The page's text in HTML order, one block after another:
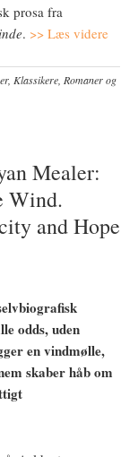
prosa fra
. >> Læs videre
, Klassikere Romaner og
Mealer:
Wind.
and Hope
odds, uden
en vindmølle,
skaber håb om